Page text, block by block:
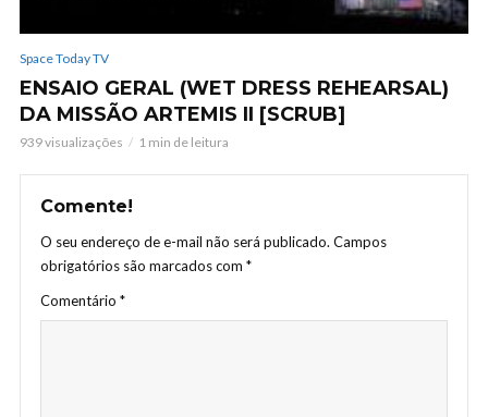
Space Today TV
ENSAIO GERAL (WET DRESS REHEARSAL)
DA MISSÃO ARTEMIS II [SCRUB]
939 visualizações 1 min de leitura
Comente!
O seu endereço de e-mail não será publicado. Campos
obrigatórios são marcados com *
Comentário *